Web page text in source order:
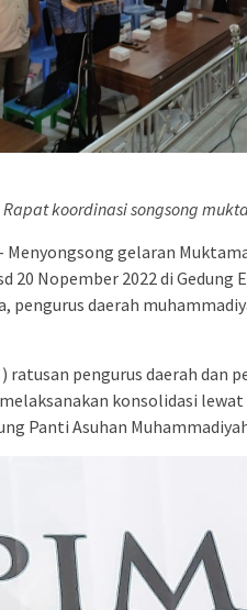
Rapat koordinasi songsong
Menyongsong gelaran
20 Nopember 2022 di Gedung
pengurus daerah
ratusan pengurus daerah dan
konsolidasi
Panti Asuhan